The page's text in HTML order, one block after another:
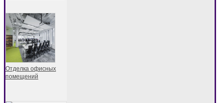
Отделка офисных
помещений